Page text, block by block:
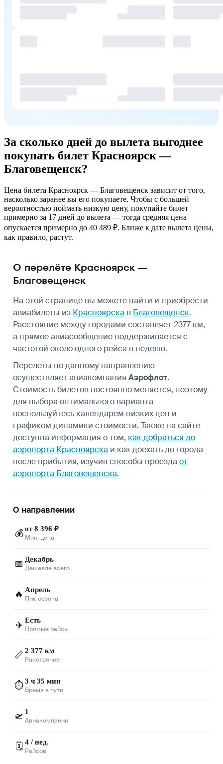
За сколько дней до вылета выгоднее
покупать билет Красноярск —
Благовещенск?
Цена билета Красноярск — Благовещенск зависит от того,
насколько заранее вы его покупаете. Чтобы с большей
вероятностью поймать низкую цену, покупайте билет
примерно за 17 дней до вылета — тогда средняя цена
опускается примерно до 40 489 ₽. Ближе к дате вылета цены,
как правило, растут.
О перелёте Красноярск —
Благовещенск
На этой странице вы можете найти и приобрести
авиабилеты из Красноярска в Благовещенск.
Расстояние между городами составляет 2377 км,
а прямое авиасообщение поддерживается с
частотой около одного рейса в неделю.
Перелеты по данному направлению
осуществляет авиакомпания Аэрофлот.
Стоимость билетов постоянно меняется, поэтому
для выбора оптимального варианта
воспользуйтесь календарем низких цен и
графиком динамики стоимости. Также на сайте
доступна информация о том, как добраться до
аэропорта Красноярска и как доехать до города
после прибытия, изучив способы проезда от
аэропорта Благовещенска.
О направлении
💰 от 8 396 ₽
Мин. цена
📅 Декабрь
Дешевле всего
🔥 Апрель
Пик сезона
✈️ Есть
Прямые рейсы
📏 2 377 км
Расстояние
⏱️3 ч 35 мин
Время в пути
🛫 1
Авиакомпании
🗓️ 4 / нед.
Рейсов